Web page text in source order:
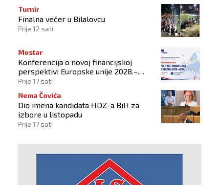
Turnir
Finalna večer u Bilalovcu
Prije 12 sati
Mostar
Konferencija o novoj financijskoj
perspektivi Europske unije 2028.–
2034.
Prije 17 sati
Nema Čovića
Dio imena kandidata HDZ-a BiH za
izbore u listopadu
Prije 17 sati